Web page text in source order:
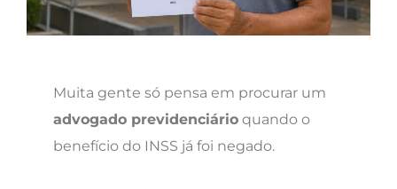
Muita gente só pensa em procurar um
advogado previdenciário quando o
benefício do INSS já foi negado.